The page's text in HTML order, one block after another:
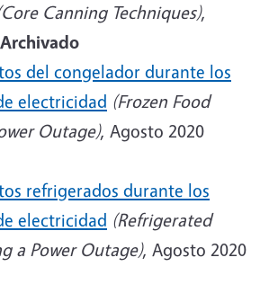
Canning Techniques),
Archivado
del congelador durante los
electricidad (Frozen Food
Outage), Agosto 2020
refrigerados durante los
electricidad (Refrigerated
a Power Outage), Agosto 2020